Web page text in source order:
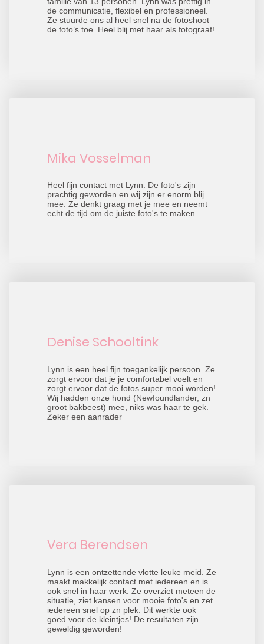
de communicatie, flexibel en professioneel.
Ze stuurde ons al heel snel na de fotoshoot
de foto’s toe. Heel blij met haar als fotograaf!
Mika Vosselman
Heel fijn contact met Lynn. De foto's zijn
prachtig geworden en wij zijn er enorm blij
mee. Ze denkt graag met je mee en neemt
echt de tijd om de juiste foto's te maken.
Denise Schooltink
Lynn is een heel fijn toegankelijk persoon. Ze
zorgt ervoor dat je je comfortabel voelt en
zorgt ervoor dat de fotos super mooi worden!
Wij hadden onze hond (Newfoundlander, zn
groot bakbeest) mee, niks was haar te gek.
Zeker een aanrader
Vera Berendsen
Lynn is een ontzettende vlotte leuke meid. Ze
maakt makkelijk contact met iedereen en is
ook snel in haar werk. Ze overziet meteen de
situatie, ziet kansen voor mooie foto's en zet
iedereen snel op zn plek. Dit werkte ook
goed voor de kleintjes! De resultaten zijn
geweldig geworden!